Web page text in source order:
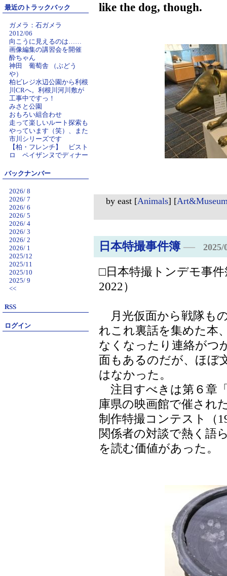
最近のトラックバック
ガメラ：石ガメラ
2012/06
向こうに見えるのは……
画像編集の講習会を開催
酔ちゃん
神田 葡萄舎 （ぶどう
や）
柏ビレジ水辺公園から利根
川CRへ。利根川河川敷が
工事中ですっ！
みさと公園
おもろい組合わせ
走って楽しいルート探索も
やっています（笑）、また
市川シリーズです
【柏・フレンチ】 ビスト
ロ ペイザンヌでディナー
バックナンバー
2026/ 8
2026/ 7
2026/ 6
2026/ 5
2026/ 4
2026/ 3
2026/ 2
2026/ 1
2025/12
2025/11
2025/10
2025/ 9
<<
RSS
ログイン
like the dog, though.
by east [Animals] [
日本特撮事件簿 ― 2025/
□日本特撮トンデモ事
2022）
月光仮面から戦隊も
れこれ裏話を集めた本
なくなったり連絡がつ
面もあるのだが、ほぼ
はなかった。
注目すべきは第６章
庫県の映画館で催され
制作特撮コンテスト（
関係者の対談で熱く語
を読む価値があった。